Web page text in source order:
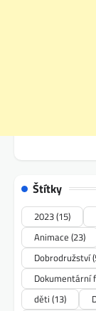
Štítky
2023(15)
Animace (23)
Dobrodružství
Dokumentární
děti (13)